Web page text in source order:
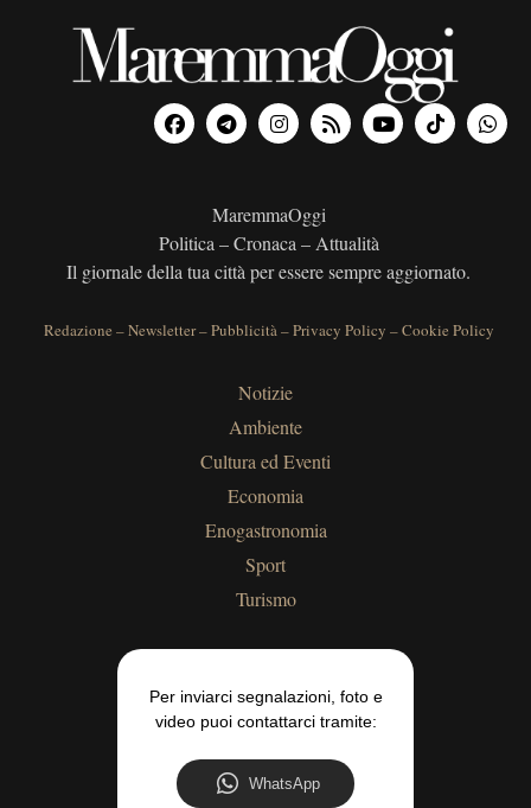
MaremmaOggi
Politica – Cronaca – Attualità
Il giornale della tua città per essere sempre aggiornato.
Redazione –Newsletter–Pubblicità–Privacy Policy –Cookie Policy
Notizie
Ambiente
Cultura ed Eventi
Economia
Enogastronomia
Sport
Turismo
Per inviarci segnalazioni, foto e
video puoi contattarci tramite:
WhatsApp